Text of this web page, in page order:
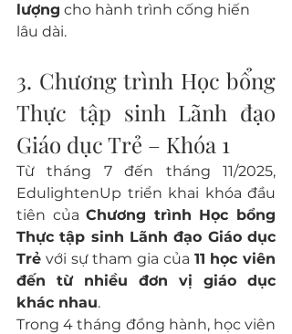
lượng cho hành trình cống hiến
lâu dài.
3. Chương trình Học bổng
Thực tập sinh Lãnh đạo
Giáo dục Trẻ – Khóa 1
Từ tháng 7 đến tháng 11/2025,
EdulightenUp triển khai khóa đầu
tiên của Chương trình Học bổng
Thực tập sinh Lãnh đạo Giáo dục
Trẻ với sự tham gia của 11 học viên
đến từ nhiều đơn vị giáo dục
khác nhau.
Trong 4 tháng đồng hành, học viên